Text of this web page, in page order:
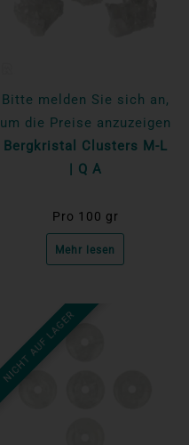
Bitte melden Sie sich an,
um die Preise anzuzeigen
Bergkristal Clusters M-L
| Q A
Pro 100 gr
Mehr lesen
NICHT AUF LAGER